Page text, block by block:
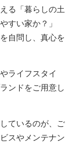
る「暮らしの土
すい家か？」
自問し、真心を
ライフスタイ
ンドをご用意し
ているのが、ご
スやメンテナン